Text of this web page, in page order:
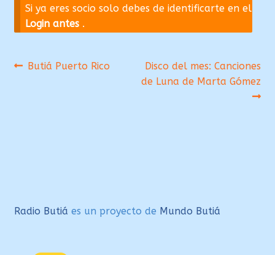
Discoteca Digital Butiá
Hágase socio
Ayuda
Si ya eres socio solo debes de identificarte en el
Login antes .
Navegación
Anterior:
Butiá Puerto Rico Siguiente:
Disco del mes: Canciones
de Luna de Marta Gómez
Radio Butiá es un proyecto de Mundo Butiá